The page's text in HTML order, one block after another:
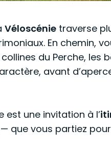
Véloscénie traverse
En chemin,
du Perche, les
avant
est une invitation à l’
que vous partiez